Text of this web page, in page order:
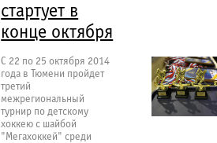
стартует в
конце октября
С 22 по 25 октября 2014
года в Тюмени пройдет
третий
межрегиональный
турнир по детскому
хоккею с шайбой
"Мегахоккей" среди